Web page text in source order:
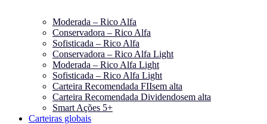
Moderada – Rico Alfa
Conservadora – Rico Alfa
Sofisticada – Rico Alfa
Conservadora – Rico Alfa Light
Moderada – Rico Alfa Light
Sofisticada – Rico Alfa Light
Carteira Recomendada FIIsem alta
Carteira Recomendada Dividendosem alta
Smart Ações 5+
Carteiras globais